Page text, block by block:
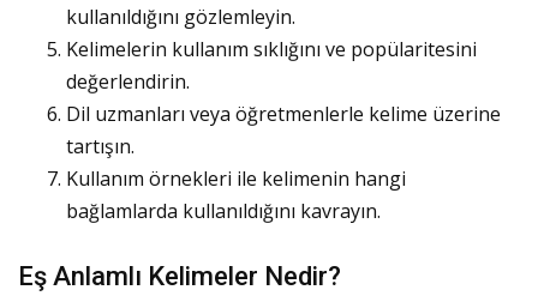
kullanıldığını gözlemleyin.
Kelimelerin kullanım sıklığını ve popülaritesini
değerlendirin.
Dil uzmanları veya öğretmenlerle kelime üzerine
tartışın.
Kullanım örnekleri ile kelimenin hangi
bağlamlarda kullanıldığını kavrayın.
Eş Anlamlı Kelimeler Nedir?